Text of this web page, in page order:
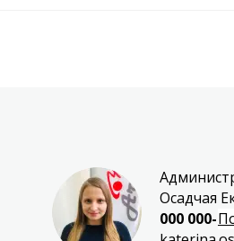
Осадчая
000 000-